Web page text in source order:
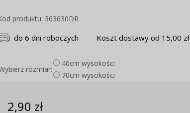
produktu: 363630DR
do 6 dni roboczych Koszt dostawy od 15,00 zł
rozmiar:
40cm wysokości
70cm wysokości
2,90 zł